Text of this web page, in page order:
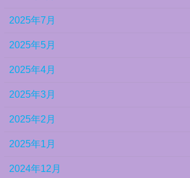
2025年7月
2025年5月
2025年4月
2025年3月
2025年2月
2025年1月
2024年12月